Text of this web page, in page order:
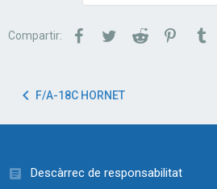
Compartir: FacebookTwitterReddit
F/A-18C HORNET
Descàrrec de responsabilitat